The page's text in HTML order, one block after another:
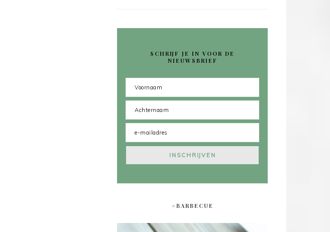
SCHRIJF JE IN VOOR DE
NIEUWSBRIEF
#BARBECUE